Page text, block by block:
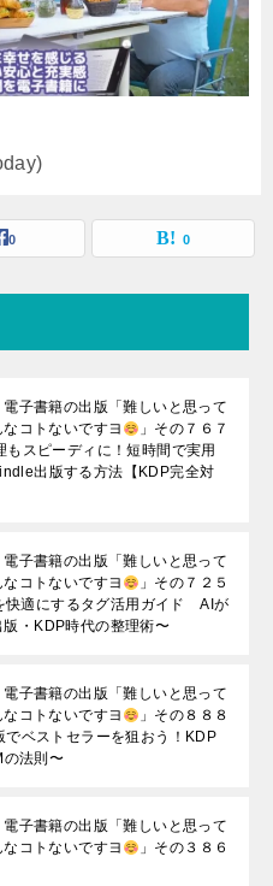
0 0
子書籍の出版「難しいと思って
コトないですヨ
」その７６７
もスピーディに！短時間で実用
出版する方法【KDP完全対
子書籍の出版「難しいと思って
コトないですヨ
」その７２５
快適にするタグ活用ガイド AIが
・KDP時代の整理術〜
子書籍の出版「難しいと思って
コトないですヨ
」その８８８
ベストセラーを狙おう！KDP
の法則〜
子書籍の出版「難しいと思って
コトないですヨ
」その３８６